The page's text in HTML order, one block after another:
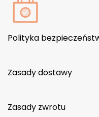
Polityka
Zasady dostawy
Zasady zwrotu